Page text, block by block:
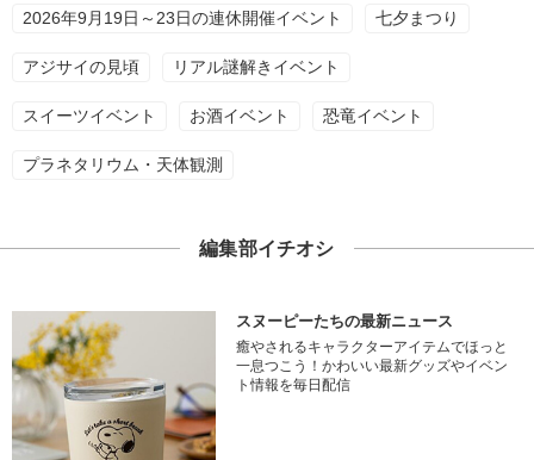
2026年9月19日～23日の連休開催イベント 七夕まつり
アジサイの見頃 リアル謎解きイベント
スイーツイベント お酒イベント 恐竜イベント
プラネタリウム・天体観測
編集部イチオシ
スヌーピーたちの最新ニュース
癒やされるキャラクターアイテムでほっと
一息つこう！かわいい最新グッズやイベン
ト情報を毎日配信